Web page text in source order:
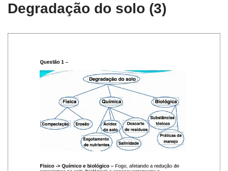
Degradação do solo (3)